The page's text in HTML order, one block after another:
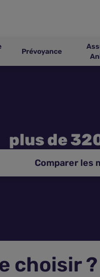
Prévoyance
plus de
Comparer les
choisir ?